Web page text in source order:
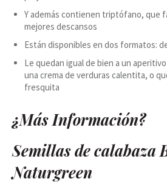
Y además contienen triptófano, que
mejores descansos
Están disponibles en dos formatos:
Le quedan igual de bien a un
una crema de verduras calentita, o
fresquita
¿Más Información?
Semillas de calabaza
Naturgreen